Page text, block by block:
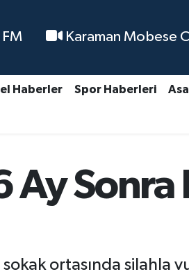
Karaman Mobese
Haberler Spor Haberleri
Ay Sonra
ortasında silahla